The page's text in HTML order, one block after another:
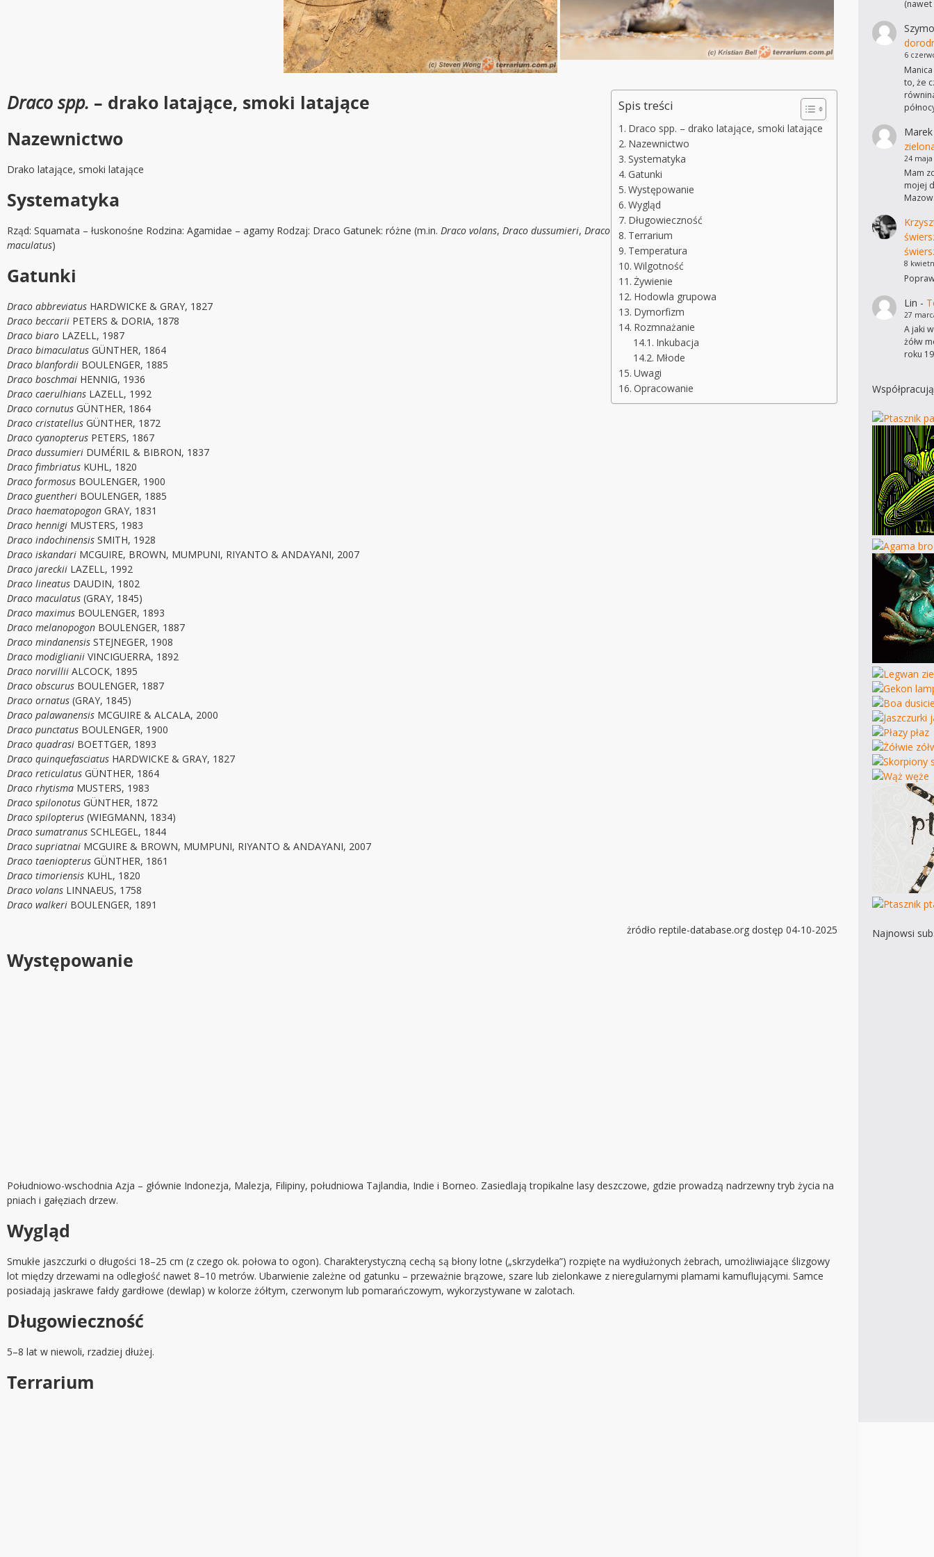
Spis treści
Draco spp. – drako latające, smoki latające
Nazewnictwo
Systematyka
Gatunki
Występowanie
Wygląd
Długowieczność
Terrarium
Temperatura
Wilgotność
Żywienie
Hodowla grupowa
Dymorfizm
Rozmnażanie
Inkubacja
Młode
Uwagi
Opracowanie
Draco spp. – drako latające, smoki latające
Nazewnictwo
Drako latające, smoki latające
Systematyka
Rząd: Squamata – łuskonośne Rodzina: Agamidae – agamy Rodzaj: Draco Gatunek: różne (m.in. Draco volans, Draco dussumieri, Draco
maculatus)
Gatunki
Draco abbreviatus HARDWICKE & GRAY, 1827
Draco beccarii PETERS & DORIA, 1878
Draco biaro LAZELL, 1987
Draco bimaculatus GÜNTHER, 1864
Draco blanfordii BOULENGER, 1885
Draco boschmai HENNIG, 1936
Draco caerulhians LAZELL, 1992
Draco cornutus GÜNTHER, 1864
Draco cristatellus GÜNTHER, 1872
Draco cyanopterus PETERS, 1867
Draco dussumieri DUMÉRIL & BIBRON, 1837
Draco fimbriatus KUHL, 1820
Draco formosus BOULENGER, 1900
Draco guentheri BOULENGER, 1885
Draco haematopogon GRAY, 1831
Draco hennigi MUSTERS, 1983
Draco indochinensis SMITH, 1928
Draco iskandari MCGUIRE, BROWN, MUMPUNI, RIYANTO & ANDAYANI, 2007
Draco jareckii LAZELL, 1992
Draco lineatus DAUDIN, 1802
Draco maculatus (GRAY, 1845)
Draco maximus BOULENGER, 1893
Draco melanopogon BOULENGER, 1887
Draco mindanensis STEJNEGER, 1908
Draco modiglianii VINCIGUERRA, 1892
Draco norvillii ALCOCK, 1895
Draco obscurus BOULENGER, 1887
Draco ornatus (GRAY, 1845)
Draco palawanensis MCGUIRE & ALCALA, 2000
Draco punctatus BOULENGER, 1900
Draco quadrasi BOETTGER, 1893
Draco quinquefasciatus HARDWICKE & GRAY, 1827
Draco reticulatus GÜNTHER, 1864
Draco rhytisma MUSTERS, 1983
Draco spilonotus GÜNTHER, 1872
Draco spilopterus (WIEGMANN, 1834)
Draco sumatranus SCHLEGEL, 1844
Draco supriatnai MCGUIRE & BROWN, MUMPUNI, RIYANTO & ANDAYANI, 2007
Draco taeniopterus GÜNTHER, 1861
Draco timoriensis KUHL, 1820
Draco volans LINNAEUS, 1758
Draco walkeri BOULENGER, 1891
żródło reptile-database.org dostęp 04-10-2025
Występowanie
Południowo-wschodnia Azja – głównie Indonezja, Malezja, Filipiny, południowa Tajlandia, Indie i Borneo. Zasiedlają tropikalne lasy deszczowe, gdzie prowadzą nadrzewny tryb życia na
pniach i gałęziach drzew.
Wygląd
Smukłe jaszczurki o długości 18–25 cm (z czego ok. połowa to ogon). Charakterystyczną cechą są błony lotne („skrzydełka”) rozpięte na wydłużonych żebrach, umożliwiające ślizgowy
lot między drzewami na odległość nawet 8–10 metrów. Ubarwienie zależne od gatunku – przeważnie brązowe, szare lub zielonkawe z nieregularnymi plamami kamuflującymi. Samce
posiadają jaskrawe fałdy gardłowe (dewlap) w kolorze żółtym, czerwonym lub pomarańczowym, wykorzystywane w zalotach.
Długowieczność
5–8 lat w niewoli, rzadziej dłużej.
Terrarium
6
to, że
Marek
24 maja
Mam
mojej
8
Lin -
27
A jaki
żółw
roku
Najnowsi